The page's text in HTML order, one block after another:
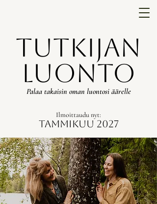
Tutkijan
luonto
Palaa takaisin oman luontosi äärelle
Tammikuu 2027
Ilmoittaudu nyt: